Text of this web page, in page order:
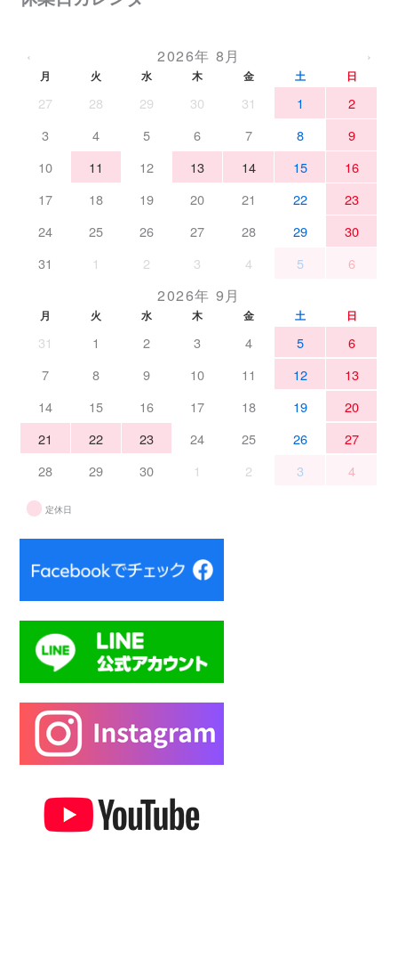
‹ 2026年 8月 ›
月 火 水 木 金 土 日
27 28 29 30 31 1
2
3
4 5 6 7 8
9
10
11 12 13 14 15
16
17
18 19 20 21 22
23
24
25 26 27 28 29
30
31
1 2 3 4 5 6
2026年 9月
月 火 水 木 金 土 日
31 1 2 3 4 5
6
7
8 9 10 11 12
13
14
15 16 17 18 19
20
21
22 23 24 25 26
27
28
29 30 1 2 3 4
定休日